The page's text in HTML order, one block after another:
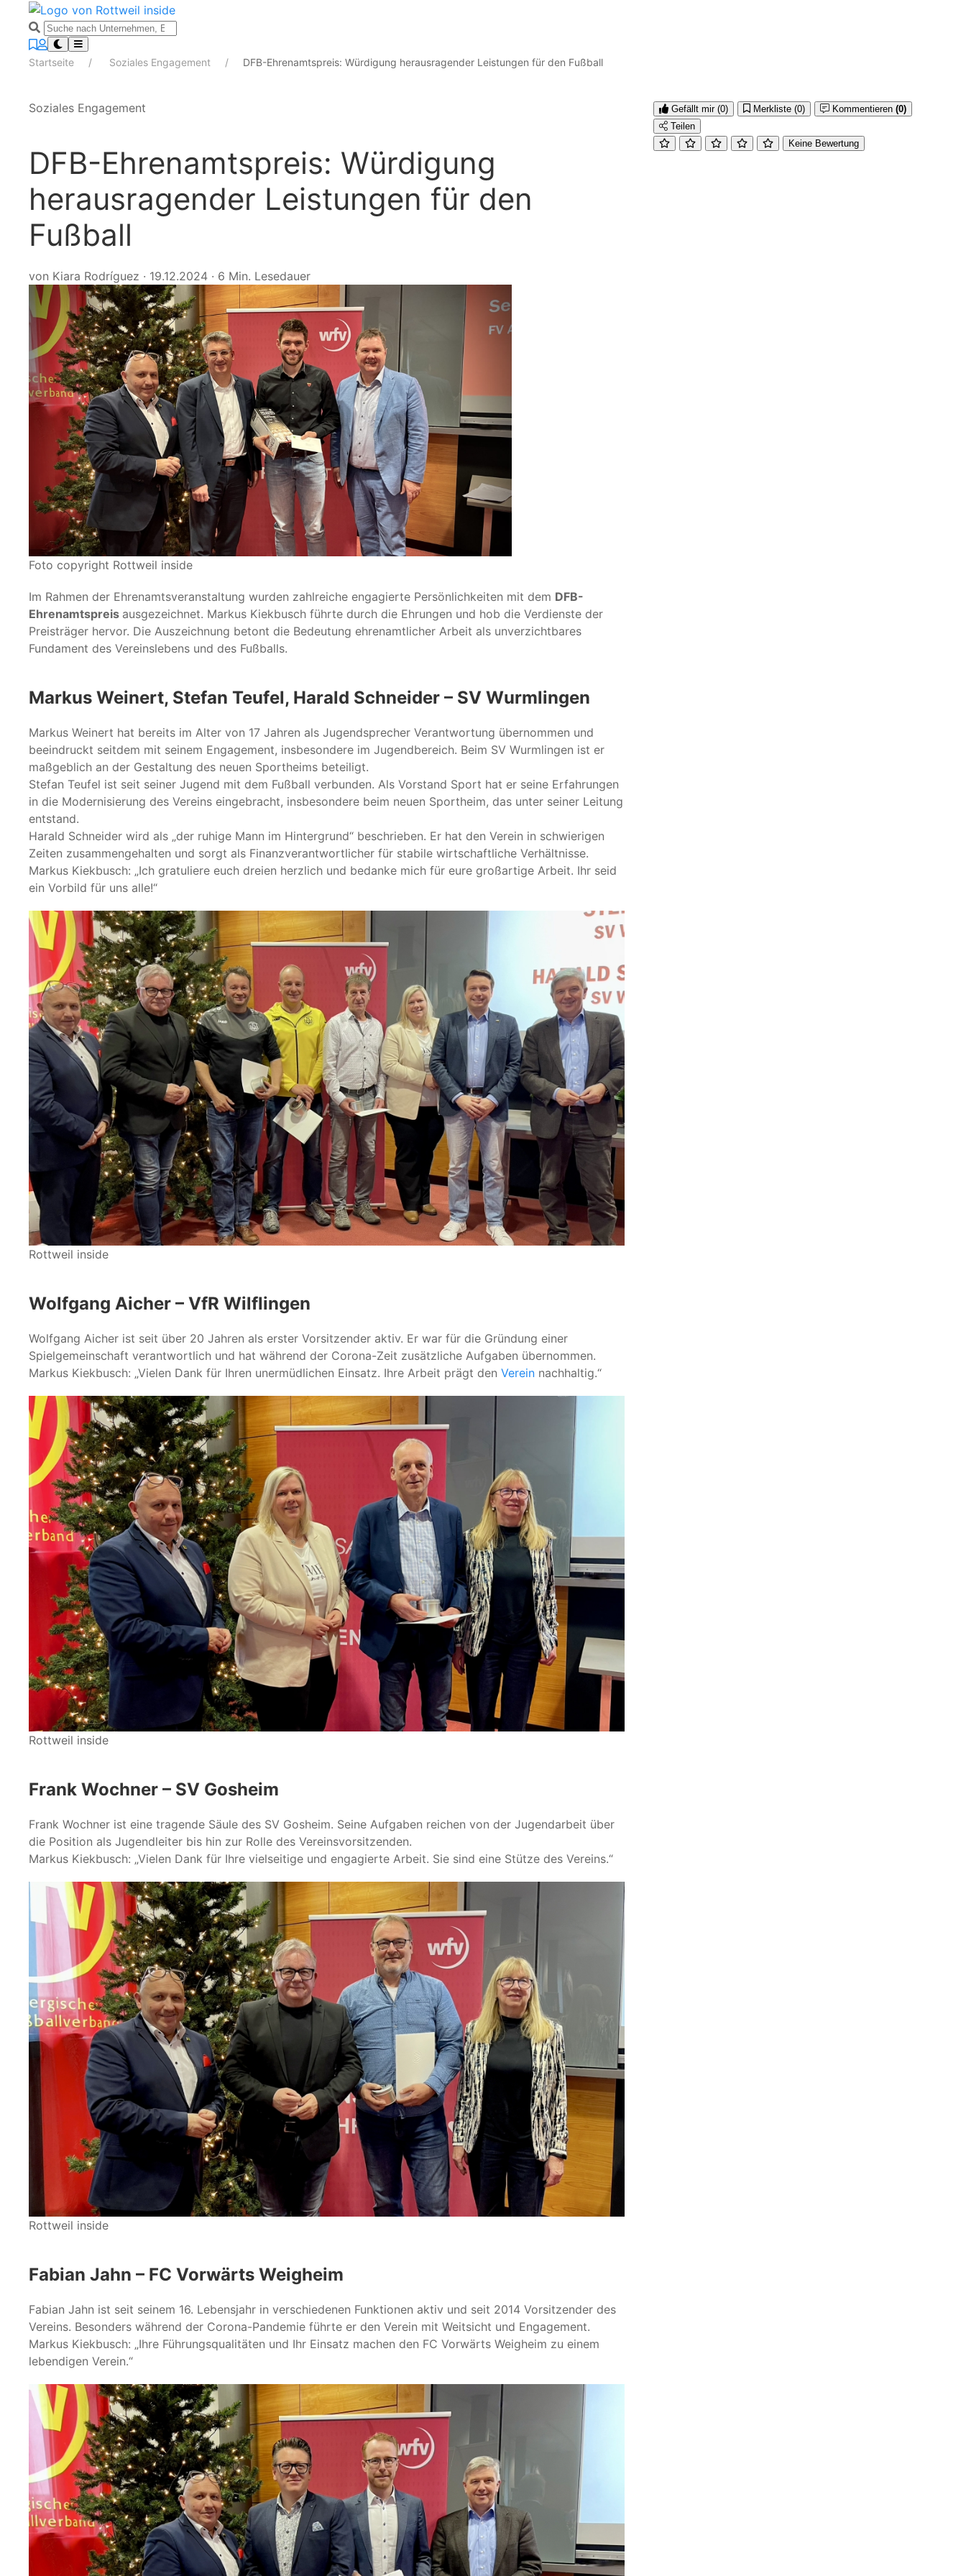
Startseite Soziales Engagement DFB-Ehrenamtspreis: Würdigung herausragender Leistungen für den Fußball
Soziales Engagement
DFB-Ehrenamtspreis: Würdigung
herausragender Leistungen für den
Fußball
von Kiara Rodríguez · 19.12.2024 · 6 Min. Lesedauer
Foto copyright Rottweil inside
Im Rahmen der Ehrenamtsveranstaltung wurden zahlreiche engagierte Persönlichkeiten mit dem DFB-
Ehrenamtspreis ausgezeichnet. Markus Kiekbusch führte durch die Ehrungen und hob die Verdienste der
Preisträger hervor. Die Auszeichnung betont die Bedeutung ehrenamtlicher Arbeit als unverzichtbares
Fundament des Vereinslebens und des Fußballs.
Markus Weinert, Stefan Teufel, Harald Schneider – SV Wurmlingen
Markus Weinert hat bereits im Alter von 17 Jahren als Jugendsprecher Verantwortung übernommen und
beeindruckt seitdem mit seinem Engagement, insbesondere im Jugendbereich. Beim SV Wurmlingen ist er
maßgeblich an der Gestaltung des neuen Sportheims beteiligt.
Stefan Teufel ist seit seiner Jugend mit dem Fußball verbunden. Als Vorstand Sport hat er seine Erfahrungen
in die Modernisierung des Vereins eingebracht, insbesondere beim neuen Sportheim, das unter seiner Leitung
entstand.
Harald Schneider wird als „der ruhige Mann im Hintergrund“ beschrieben. Er hat den Verein in schwierigen
Zeiten zusammengehalten und sorgt als Finanzverantwortlicher für stabile wirtschaftliche Verhältnisse.
Markus Kiekbusch: „Ich gratuliere euch dreien herzlich und bedanke mich für eure großartige Arbeit. Ihr seid
ein Vorbild für uns alle!“
Rottweil inside
Wolfgang Aicher – VfR Wilflingen
Wolfgang Aicher ist seit über 20 Jahren als erster Vorsitzender aktiv. Er war für die Gründung einer
Spielgemeinschaft verantwortlich und hat während der Corona-Zeit zusätzliche Aufgaben übernommen.
Markus Kiekbusch: „Vielen Dank für Ihren unermüdlichen Einsatz. Ihre Arbeit prägt den Verein nachhaltig.“
Rottweil inside
Frank Wochner – SV Gosheim
Frank Wochner ist eine tragende Säule des SV Gosheim. Seine Aufgaben reichen von der Jugendarbeit über
die Position als Jugendleiter bis hin zur Rolle des Vereinsvorsitzenden.
Markus Kiekbusch: „Vielen Dank für Ihre vielseitige und engagierte Arbeit. Sie sind eine Stütze des Vereins.“
Rottweil inside
Fabian Jahn – FC Vorwärts Weigheim
Fabian Jahn ist seit seinem 16. Lebensjahr in verschiedenen Funktionen aktiv und seit 2014 Vorsitzender des
Vereins. Besonders während der Corona-Pandemie führte er den Verein mit Weitsicht und Engagement.
Markus Kiekbusch: „Ihre Führungsqualitäten und Ihr Einsatz machen den FC Vorwärts Weigheim zu einem
lebendigen Verein.“
Gefällt mir (0) Merkliste (0) Kommentieren (0)
Teilen
Keine Bewertung